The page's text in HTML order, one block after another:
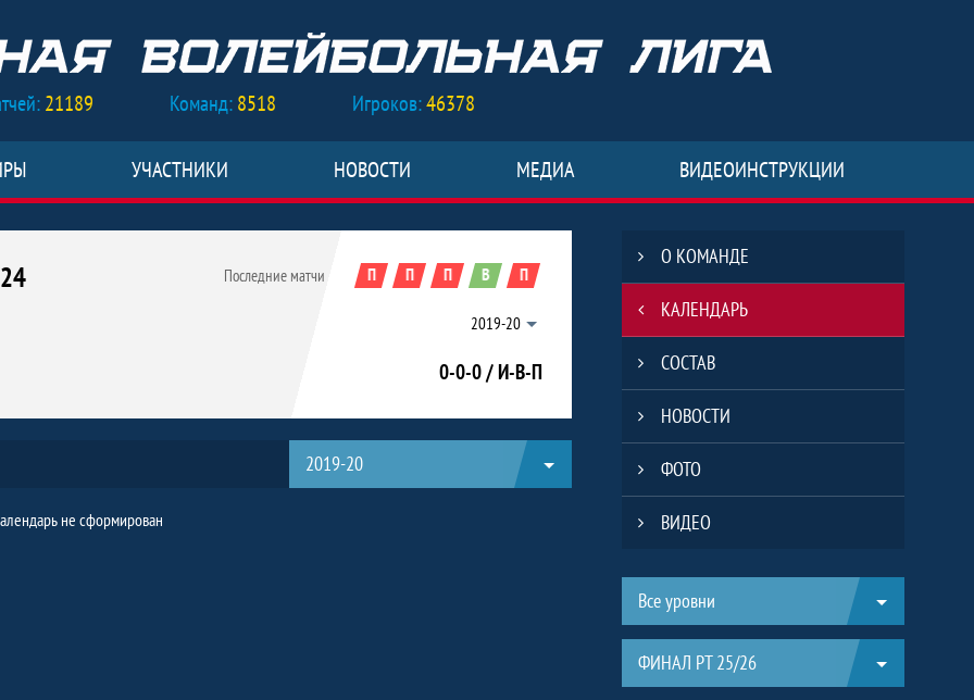
21189 Команд:8518 Игроков:46378
УЧАСТНИКИ НОВОСТИ МЕДИА ВИДЕОИНСТРУКЦИИ
Последние матчи П П П В П
2019-20
0-0-0 / И-В-П
2019-20
не сформирован
О КОМАНДЕ
КАЛЕНДАРЬ
СОСТАВ
НОВОСТИ
ФОТО
ВИДЕО
Таблицы турнира
Все уровни
ФИНАЛ РТ 25/26